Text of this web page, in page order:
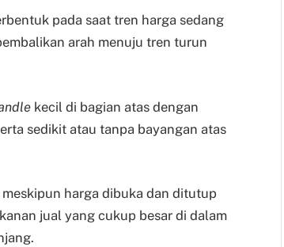
pada saat tren harga sedang
arah menuju tren turun
kecil di bagian atas dengan
sedikit atau tanpa bayangan atas
harga dibuka dan ditutup
jual yang cukup besar di dalam